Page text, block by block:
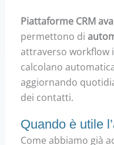
Piattaforme CRM
permettono di
attraverso workflow
calcolano
aggiornando
dei contatti.
Quando è utile
Come abbiamo già